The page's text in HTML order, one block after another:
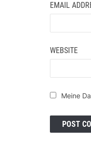
EMAIL
WEBSITE
Meine